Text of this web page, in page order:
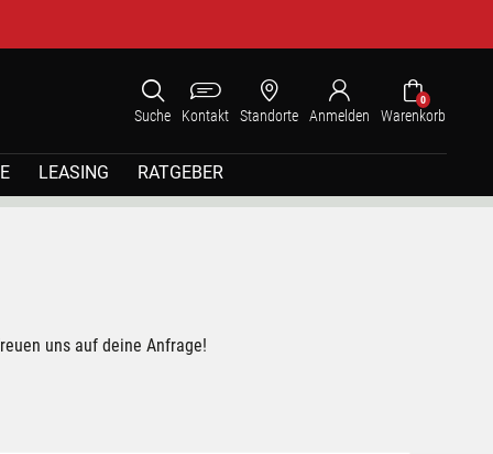
Suche Kontakt Standorte Anmelden
0
Warenkorb
LEASING RATGEBER
uns auf deine Anfrage!